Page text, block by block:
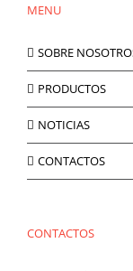
MENU
SOBRE
PRODUCTOS
NOTICIAS
CONTACTOS
CONTACTOS